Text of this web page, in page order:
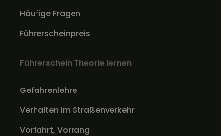
Häufige Fragen
Führerscheinpreis
Führerschein Theorie lernen
Gefahrenlehre
Verhalten im Straßenverkehr
Vorfahrt, Vorrang